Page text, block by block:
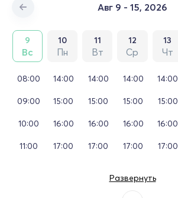
Авг 9 - 15, 2026
9
Вс
10
Пн
11
Вт
12
Ср
13
Чт
08:00
09:00
10:00
11:00
14:00
15:00
16:00
17:00
14:00
15:00
16:00
17:00
14:00
15:00
16:00
17:00
14:00
15:00
16:00
17:00
Развернуть